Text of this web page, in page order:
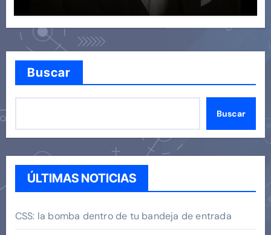
Buscar
Buscar
ÚLTIMAS NOTICIAS
CSS: la bomba dentro de tu bandeja de entrada